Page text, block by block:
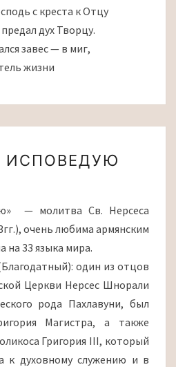
с креста к Отцу
дух Творцу.
завес — в миг,
жизни
ВЕРОЮ
ИСПОВЕДУЮ
— молитва Св. Нерсеса
очень любима армянским
на 33 языка мира.
один из отцов
Церкви Нерсес Шнорали
рода Пахлавуни, был
Магистра, а также
Григория III, который
к духовному служению и в